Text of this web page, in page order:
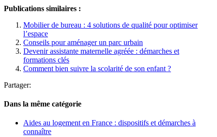
Publications similaires :
Mobilier de bureau : 4 solutions de qualité pour optimiser
l’espace
Conseils pour aménager un parc urbain
Devenir assistante maternelle agréée : démarches et
formations clés
Comment bien suivre la scolarité de son enfant ?
Partager:
Dans la même catégorie
Aides au logement en France : dispositifs et démarches à
connaître